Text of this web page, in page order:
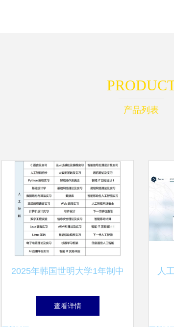
产品列表
2025年韩国世明大学1年制中
文授课专升本申请指南 人工
查看详情
人